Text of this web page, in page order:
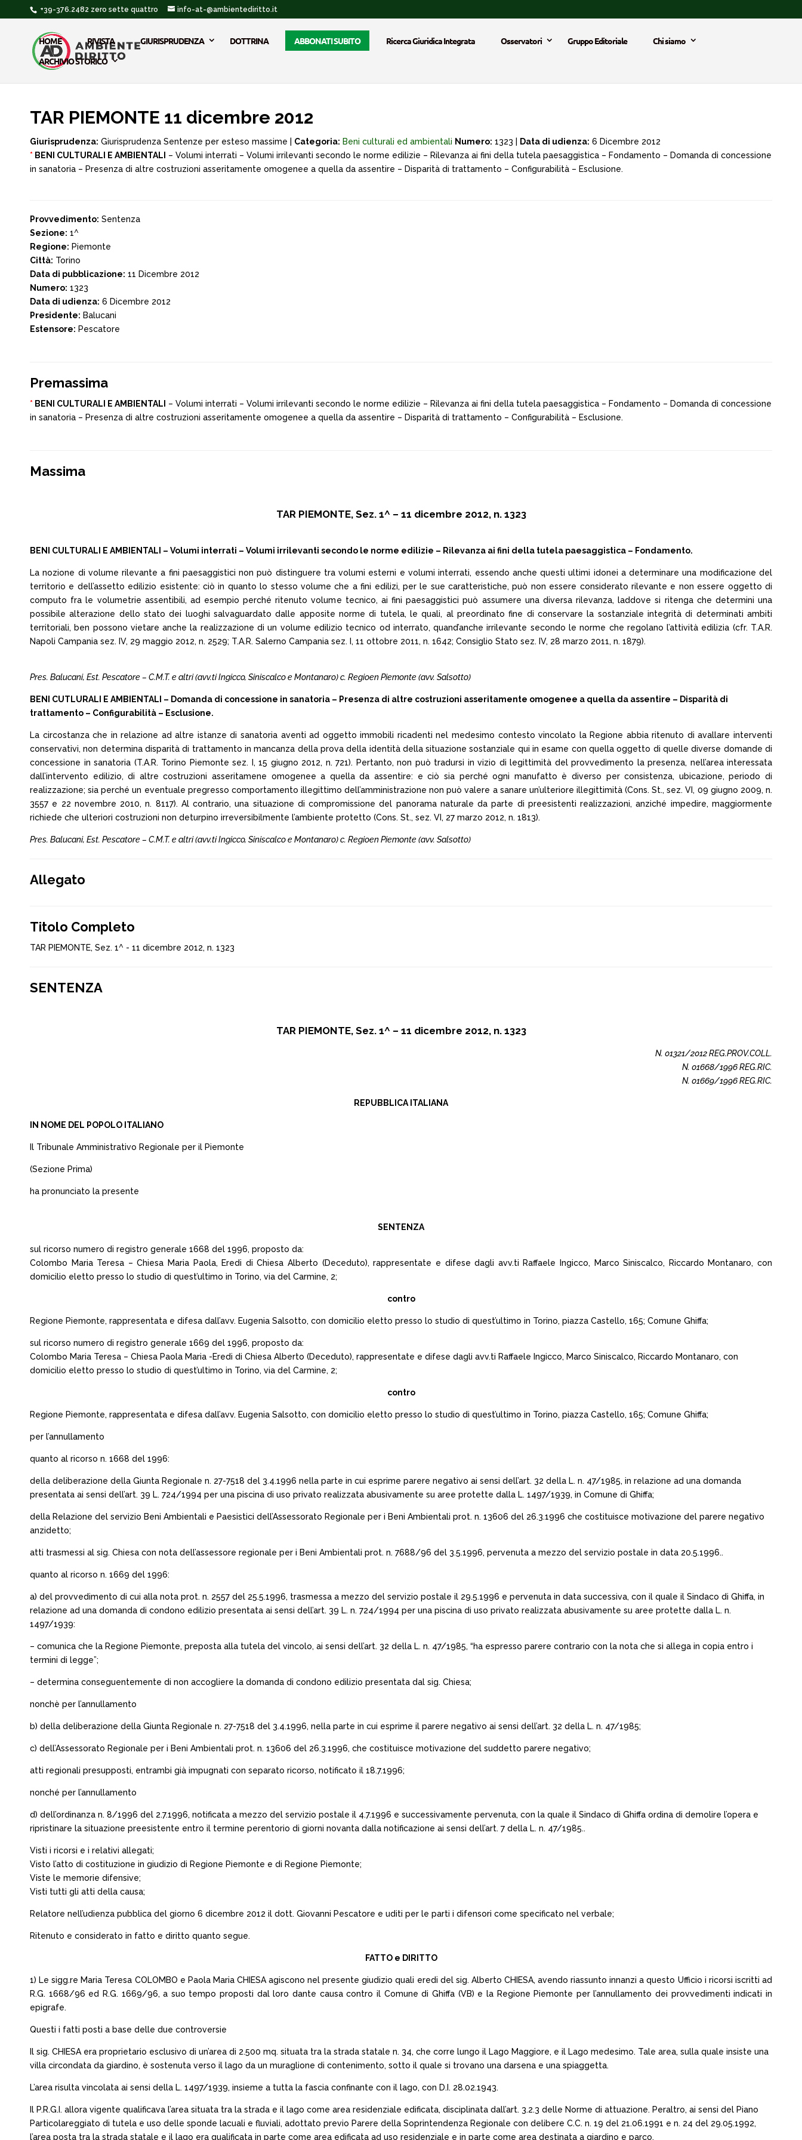
+39-376.2482 zero sette quattro info-at-@ambientediritto.it
HOME RIVISTA GIURISPRUDENZA DOTTRINA ABBONATI SUBITO Ricerca Giuridica Integrata Osservatori Gruppo Editoriale
Chi siamo
ARCHIVIO STORICO
TAR PIEMONTE 11 dicembre 2012
Giurisprudenza: Giurisprudenza Sentenze per esteso massime | Categoria: Beni culturali ed ambientali Numero: 1323 | Data di udienza: 6 Dicembre 2012
* BENI CULTURALI E AMBIENTALI
– Volumi interrati – Volumi irrilevanti secondo le norme edilizie – Rilevanza ai fini della tutela paesaggistica – Fondamento – Domanda di concessione
in sanatoria – Presenza di altre costruzioni asseritamente omogenee a quella da assentire – Disparità di trattamento – Configurabilità – Esclusione.
Provvedimento: Sentenza
Sezione: 1^
Regione: Piemonte
Città: Torino
Data di pubblicazione: 11 Dicembre 2012
Numero: 1323
Data di udienza: 6 Dicembre 2012
Presidente: Balucani
Estensore: Pescatore
Premassima
* BENI CULTURALI E AMBIENTALI
– Volumi interrati – Volumi irrilevanti secondo le norme edilizie – Rilevanza ai fini della tutela paesaggistica – Fondamento – Domanda di concessione
in sanatoria – Presenza di altre costruzioni asseritamente omogenee a quella da assentire – Disparità di trattamento – Configurabilità – Esclusione.
Massima
TAR PIEMONTE, Sez. 1^ – 11 dicembre 2012, n. 1323
BENI CULTURALI E AMBIENTALI – Volumi interrati – Volumi irrilevanti secondo le norme edilizie – Rilevanza ai fini della tutela paesaggistica – Fondamento.
La nozione di volume rilevante a fini paesaggistici non può distinguere tra volumi esterni e volumi interrati, essendo anche questi ultimi idonei a determinare una modificazione del
territorio e dell’assetto edilizio esistente: ciò in quanto lo stesso volume che a fini edilizi, per le sue caratteristiche, può non essere considerato rilevante e non essere oggetto di
computo fra le volumetrie assentibili, ad esempio perché ritenuto volume tecnico, ai fini paesaggistici può assumere una diversa rilevanza, laddove si ritenga che determini una
possibile alterazione dello stato dei luoghi salvaguardato dalle apposite norme di tutela, le quali, al preordinato fine di conservare la sostanziale integrità di determinati ambiti
territoriali, ben possono vietare anche la realizzazione di un volume edilizio tecnico od interrato, quand’anche irrilevante secondo le norme che regolano l’attività edilizia (cfr. T.A.R.
Napoli Campania sez. IV, 29 maggio 2012, n. 2529; T.A.R. Salerno Campania sez. I, 11 ottobre 2011, n. 1642; Consiglio Stato sez. IV, 28 marzo 2011, n. 1879).
Pres. Balucani, Est. Pescatore – C.M.T. e altri (avv.ti Ingicco, Siniscalco e Montanaro) c. Regioen Piemonte (avv. Salsotto)
BENI CUTLURALI E AMBIENTALI – Domanda di concessione in sanatoria – Presenza di altre costruzioni asseritamente omogenee a quella da assentire – Disparità di
trattamento – Configurabilità – Esclusione.
La circostanza che in relazione ad altre istanze di sanatoria aventi ad oggetto immobili ricadenti nel medesimo contesto vincolato la Regione abbia ritenuto di avallare interventi
conservativi, non determina disparità di trattamento in mancanza della prova della identità della situazione sostanziale qui in esame con quella oggetto di quelle diverse domande di
concessione in sanatoria (T.A.R. Torino Piemonte sez. I, 15 giugno 2012, n. 721). Pertanto, non può tradursi in vizio di legittimità del provvedimento la presenza, nell’area interessata
dall’intervento edilizio, di altre costruzioni asseritamene omogenee a quella da assentire: e ciò sia perché ogni manufatto è diverso per consistenza, ubicazione, periodo di
realizzazione; sia perché un eventuale pregresso comportamento illegittimo dell’amministrazione non può valere a sanare un’ulteriore illegittimità (Cons. St., sez. VI, 09 giugno 2009, n.
3557 e 22 novembre 2010, n. 8117). Al contrario, una situazione di compromissione del panorama naturale da parte di preesistenti realizzazioni, anziché impedire, maggiormente
richiede che ulteriori costruzioni non deturpino irreversibilmente l’ambiente protetto (Cons. St., sez. VI, 27 marzo 2012, n. 1813).
Pres. Balucani, Est. Pescatore – C.M.T. e altri (avv.ti Ingicco, Siniscalco e Montanaro) c. Regioen Piemonte (avv. Salsotto)
Allegato
Titolo Completo
TAR PIEMONTE, Sez. 1^ - 11 dicembre 2012, n. 1323
SENTENZA
TAR PIEMONTE, Sez. 1^ – 11 dicembre 2012, n. 1323
N. 01321/2012 REG.PROV.COLL.
N. 01668/1996 REG.RIC.
N. 01669/1996 REG.RIC.
REPUBBLICA ITALIANA
IN NOME DEL POPOLO ITALIANO
Il Tribunale Amministrativo Regionale per il Piemonte
(Sezione Prima)
ha pronunciato la presente
SENTENZA
sul ricorso numero di registro generale 1668 del 1996, proposto da:
Colombo Maria Teresa – Chiesa Maria Paola, Eredi di Chiesa Alberto (Deceduto), rappresentate e difese dagli avv.ti Raffaele Ingicco, Marco Siniscalco, Riccardo Montanaro, con
domicilio eletto presso lo studio di quest’ultimo in Torino, via del Carmine, 2;
contro
Regione Piemonte, rappresentata e difesa dall’avv. Eugenia Salsotto, con domicilio eletto presso lo studio di quest’ultimo in Torino, piazza Castello, 165; Comune Ghiffa;
sul ricorso numero di registro generale 1669 del 1996, proposto da:
Colombo Maria Teresa – Chiesa Paola Maria -Eredi di Chiesa Alberto (Deceduto), rappresentate e difese dagli avv.ti Raffaele Ingicco, Marco Siniscalco, Riccardo Montanaro, con
domicilio eletto presso lo studio di quest’ultimo in Torino, via del Carmine, 2;
contro
Regione Piemonte, rappresentata e difesa dall’avv. Eugenia Salsotto, con domicilio eletto presso lo studio di quest’ultimo in Torino, piazza Castello, 165; Comune Ghiffa;
per l’annullamento
quanto al ricorso n. 1668 del 1996:
della deliberazione della Giunta Regionale n. 27-7518 del 3.4.1996 nella parte in cui esprime parere negativo ai sensi dell’art. 32 della L. n. 47/1985, in relazione ad una domanda
presentata ai sensi dell’art. 39 L. 724/1994 per una piscina di uso privato realizzata abusivamente su aree protette dalla L. 1497/1939, in Comune di Ghiffa;
della Relazione del servizio Beni Ambientali e Paesistici dell’Assessorato Regionale per i Beni Ambientali prot. n. 13606 del 26.3.1996 che costituisce motivazione del parere negativo
anzidetto;
atti trasmessi al sig. Chiesa con nota dell’assessore regionale per i Beni Ambientali prot. n. 7688/96 del 3.5.1996, pervenuta a mezzo del servizio postale in data 20.5.1996..
quanto al ricorso n. 1669 del 1996:
a) del provvedimento di cui alla nota prot. n. 2557 del 25.5.1996, trasmessa a mezzo del servizio postale il 29.5.1996 e pervenuta in data successiva, con il quale il Sindaco di Ghiffa, in
relazione ad una domanda di condono edilizio presentata ai sensi dell’art. 39 L. n. 724/1994 per una piscina di uso privato realizzata abusivamente su aree protette dalla L. n.
1497/1939:
– comunica che la Regione Piemonte, preposta alla tutela del vincolo, ai sensi dell’art. 32 della L. n. 47/1985, “ha espresso parere contrario con la nota che si allega in copia entro i
termini di legge”;
– determina conseguentemente di non accogliere la domanda di condono edilizio presentata dal sig. Chiesa;
nonchè per l’annullamento
b) della deliberazione della Giunta Regionale n. 27-7518 del 3.4.1996, nella parte in cui esprime il parere negativo ai sensi dell’art. 32 della L. n. 47/1985;
c) dell’Assessorato Regionale per i Beni Ambientali prot. n. 13606 del 26.3.1996, che costituisce motivazione del suddetto parere negativo;
atti regionali presupposti, entrambi già impugnati con separato ricorso, notificato il 18.7.1996;
nonché per l’annullamento
d) dell’ordinanza n. 8/1996 del 2.7.1996, notificata a mezzo del servizio postale il 4.7.1996 e successivamente pervenuta, con la quale il Sindaco di Ghiffa ordina di demolire l’opera e
ripristinare la situazione preesistente entro il termine perentorio di giorni novanta dalla notificazione ai sensi dell’art. 7 della L. n. 47/1985..
Visti i ricorsi e i relativi allegati;
Visto l’atto di costituzione in giudizio di Regione Piemonte e di Regione Piemonte;
Viste le memorie difensive;
Visti tutti gli atti della causa;
Relatore nell’udienza pubblica del giorno 6 dicembre 2012 il dott. Giovanni Pescatore e uditi per le parti i difensori come specificato nel verbale;
Ritenuto e considerato in fatto e diritto quanto segue.
FATTO e DIRITTO
1) Le sigg.re Maria Teresa COLOMBO e Paola Maria CHIESA agiscono nel presente giudizio quali eredi del sig. Alberto CHIESA, avendo riassunto innanzi a questo Ufficio i ricorsi iscritti ad
R.G. 1668/96 ed R.G. 1669/96, a suo tempo proposti dal loro dante causa contro il Comune di Ghiffa (VB) e la Regione Piemonte per l’annullamento dei provvedimenti indicati in
epigrafe.
Questi i fatti posti a base delle due controversie
Il sig. CHIESA era proprietario esclusivo di un’area di 2.500 mq. situata tra la strada statale n. 34, che corre lungo il Lago Maggiore, e il Lago medesimo. Tale area, sulla quale insiste una
villa circondata da giardino, è sostenuta verso il lago da un muraglione di contenimento, sotto il quale si trovano una darsena e una spiaggetta.
L’area risulta vincolata ai sensi della L. 1497/1939, insieme a tutta la fascia confinante con il lago, con D.I. 28.02.1943.
Il P.R.G.I. allora vigente qualificava l’area situata tra la strada e il lago come area residenziale edificata, disciplinata dall’art. 3.2.3 delle Norme di attuazione. Peraltro, ai sensi del Piano
Particolareggiato di tutela e uso delle sponde lacuali e fluviali, adottato previo Parere della Soprintendenza Regionale con delibere C.C. n. 19 del 21.06.1991 e n. 24 del 29.05.1992,
l’area posta tra la strada statale e il lago era qualificata in parte come area edificata ad uso residenziale e in parte come area destinata a giardino e parco.